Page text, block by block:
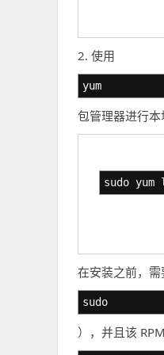
2. 使用
yum
包管理器进行本
sudo
在安装之前，
sudo
），并且该